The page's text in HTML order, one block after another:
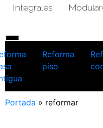
Integrales
Reforma
piso
Portada » reformar